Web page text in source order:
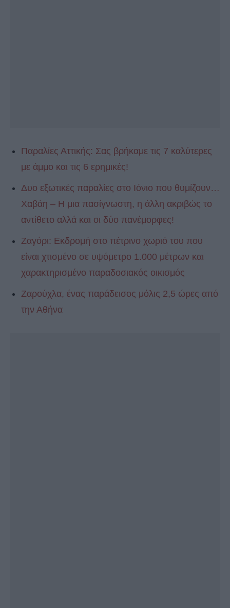
Παραλίες Αττικής: Σας βρήκαμε τις 7 καλύτερες
με άμμο και τις 6 ερημικές!
Δυο εξωτικές παραλίες στο Ιόνιο που θυμίζουν…
Χαβάη – Η μια πασίγνωστη, η άλλη ακριβώς το
αντίθετο αλλά και οι δύο πανέμορφες!
Ζαγόρι: Εκδρομή στο πέτρινο χωριό του που
είναι χτισμένο σε υψόμετρο 1.000 μέτρων και
χαρακτηρισμένο παραδοσιακός οικισμός
Ζαρούχλα, ένας παράδεισος μόλις 2,5 ώρες από
την Αθήνα